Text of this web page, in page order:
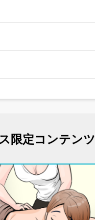
限定コンテンツ